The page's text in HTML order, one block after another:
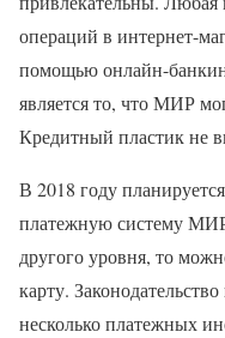
операций в интернет-
помощью онлайн-
является то, что МИР
Кредитный пластик не
В 2018 году
платежную систему
другого уровня, то
карту.
несколько платежных